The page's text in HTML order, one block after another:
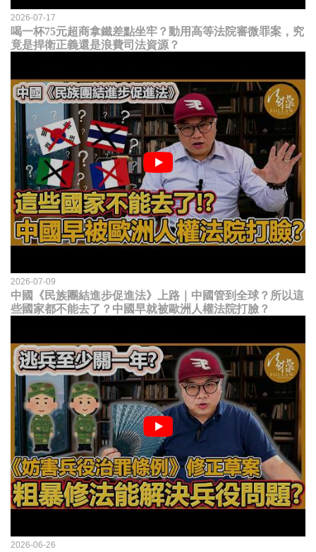
2026-07-17
喝一杯75元超商拿鐵差點坐牢？動用高等法院審微罪案，究
竟是捍衛正義還是浪費司法資源？
2026-07-09
中國《民族團結進步促進法》上路｜中國管到全球？所以這
些國家都不能去了？中國早就被歐洲人權法院打臉？
2026-06-26